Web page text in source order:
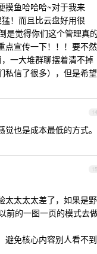
摸鱼哈哈哈~对于我来
！而且比云盘好用很
是觉得你们这个管理真的
点宣传一下！！！要不然
一大堆群聊摆着清不掉
私信了很多），但是希望
14
也是成本最低的方式。
15
太太太太差了，如果是野
前的一图一页的模式去
避免核心内容别人看不到